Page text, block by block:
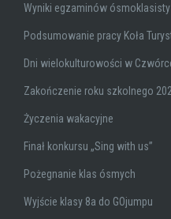
Wyniki egzaminów ósmoklasisty
Podsumowanie pracy Koła
Dni wielokulturowości w
Zakończenie roku szkolnego
Życzenia wakacyjne
Finał konkursu „Sing with us”
Pożegnanie klas ósmych
Wyjście klasy 8a do GOjumpu